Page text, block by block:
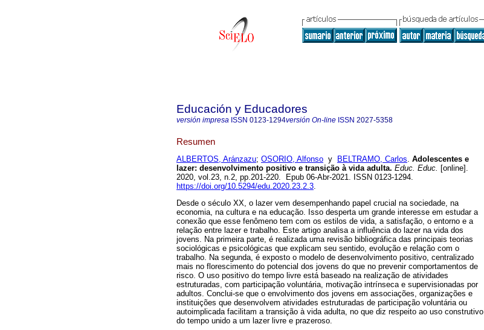
Educación y Educadores
versión impresa ISSN 0123-1294versión On-line ISSN 2027-5358
Resumen
ALBERTOS, Aránzazu; OSORIO, Alfonso y BELTRAMO, Carlos. Adolescentes e
lazer: desenvolvimento positivo e transição à vida adulta. Educ. Educ. [online].
2020, vol.23, n.2, pp.201-220. Epub 06-Abr-2021. ISSN 0123-1294.
https://doi.org/10.5294/edu.2020.23.2.3.
Desde o século XX, o lazer vem desempenhando papel crucial na sociedade, na
economia, na cultura e na educação. Isso desperta um grande interesse em estudar a
conexão que esse fenômeno tem com os estilos de vida, a satisfação, o entorno e a
relação entre lazer e trabalho. Este artigo analisa a influência do lazer na vida dos
jovens. Na primeira parte, é realizada uma revisão bibliográfica das principais teorias
sociológicas e psicológicas que explicam seu sentido, evolução e relação com o
trabalho. Na segunda, é exposto o modelo de desenvolvimento positivo, centralizado
mais no florescimento do potencial dos jovens do que no prevenir comportamentos de
risco. O uso positivo do tempo livre está baseado na realização de atividades
estruturadas, com participação voluntária, motivação intrínseca e supervisionadas por
adultos. Conclui-se que o envolvimento dos jovens em associações, organizações e
instituições que desenvolvem atividades estruturadas de participação voluntária ou
autoimplicada facilitam a transição à vida adulta, no que diz respeito ao uso construtivo
do tempo unido a um lazer livre e prazeroso.